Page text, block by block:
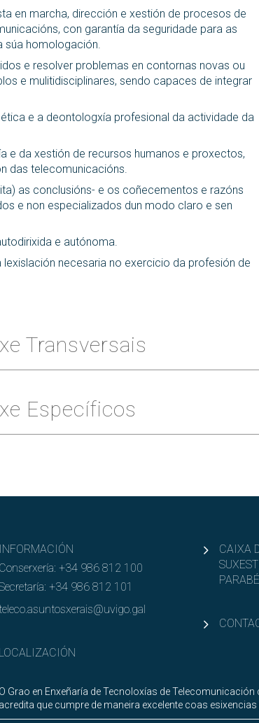
en marcha, dirección e xestión de procesos de
con garantía da seguridade para as
súa homologación.
e resolver problemas en contornas novas ou
e mulitidisciplinares, sendo capaces de integrar
e a deontologxía profesional da actividade da
e da xestión de recursos humanos e proxectos,
das telecomunicacións.
as conclusións- e os coñecementos e razóns
e non especializados dun modo claro e sen
e autónoma.
necesaria no exercicio da profesión de
Transversais
Específicos
INFORMACIÓN
Conserxería:+34 986 812 100
+34 986 812 101
LOCALIZACIÓN
CAIXA
O Grao en Enxeñaría de Tecnoloxías de
acredita que cumpre de maneira excelente coas